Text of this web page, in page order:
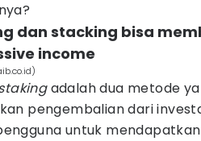
dan stacking bisa
income
adalah dua metode
pengembalian dari
untuk